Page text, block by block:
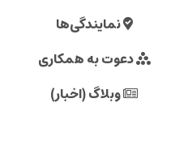
نمایندگی‌ها
دعوت به همکاری
وبلاگ (اخبار)